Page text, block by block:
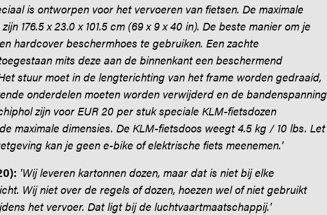
is ontworpen voor het vervoeren van fietsen. De maximale
176.5 x 23.0 x 101.5 cm (69 x 9 x 40 in). De beste manier om je
hardcover beschermhoes te gebruiken. Een zachte
mits deze aan de binnenkant een beschermend
stuur moet in de lengterichting van het frame worden gedraaid,
onderdelen moeten worden verwijderd en de bandenspanning
zijn voor EUR 20 per stuk speciale KLM-fietsdozen
maximale dimensies. De KLM-fietsdoos weegt 4.5 kg / 10 lbs. Let
kan je geen e-bike of elektrische fiets meenemen.'
'Wij leveren kartonnen dozen, maar dat is niet bij elke
Wij niet over de regels of dozen, hoezen wel of niet gebruikt
het vervoer. Dat ligt bij de luchtvaartmaatschappij.'